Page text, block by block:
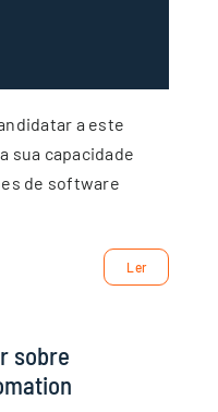
a este
sua capacidade
de software
Ler
sobre